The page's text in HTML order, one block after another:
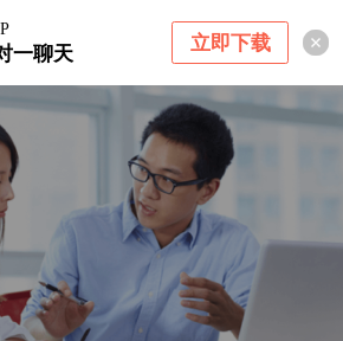
一聊天 立即下载